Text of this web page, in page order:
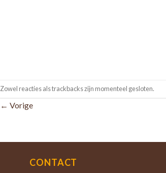
Zowel reacties als trackbacks zijn momenteel gesloten.
← Vorige
CONTACT